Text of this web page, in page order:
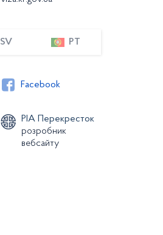
SV PT
Facebook
РІА Перекресток
розробник
вебсайту